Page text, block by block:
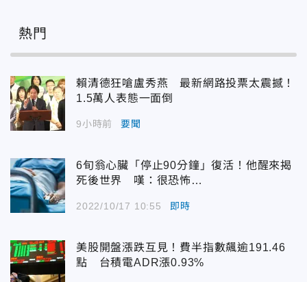
熱門
賴清德狂嗆盧秀燕 最新網路投票太震撼！
1.5萬人表態一面倒
9小時前 要聞
6旬翁心臟「停止90分鐘」復活！他醒來揭
死後世界 嘆：很恐怖…
2022/10/17 10:55 即時
美股開盤漲跌互見！費半指數飆逾191.46
點 台積電ADR漲0.93%